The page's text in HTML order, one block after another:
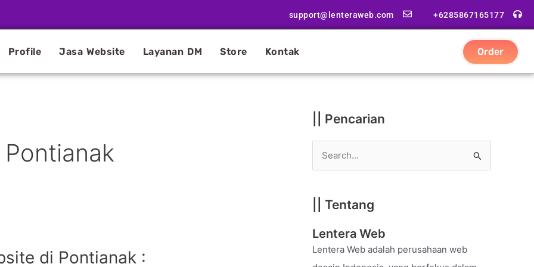
support@lenteraweb.com +6285867165177
Profile Jasa Website Layanan DM Store Kontak Order
di Pontianak :
|| Pencarian
r
c
h
|| Tentang
Lentera Web
Lentera Web adalah perusahaan web
|
t
g
i